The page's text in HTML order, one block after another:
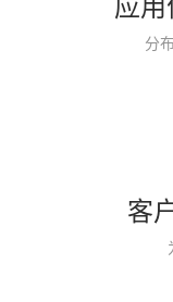
应用
分
客